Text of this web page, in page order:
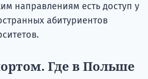
направлениям есть доступ у
абитуриентов
Где в Польше